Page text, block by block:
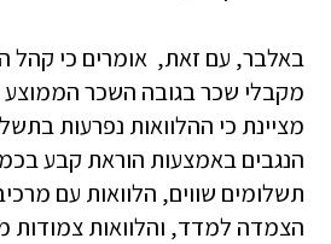
באלבר, עם זאת, אומרים כי קהל
מקבלי שכר בגובה השכר
מציינת כי ההלוואות נפרעות
הנגבים באמצעות הוראת קבע
תשלומים שווים, הלוואות עם
הצמדה למדד, והלוואות צמודות